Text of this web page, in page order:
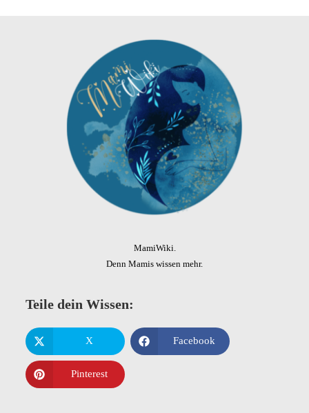
MamiWiki.
Denn Mamis wissen mehr.
Teile dein Wissen:
X Facebook
Pinterest